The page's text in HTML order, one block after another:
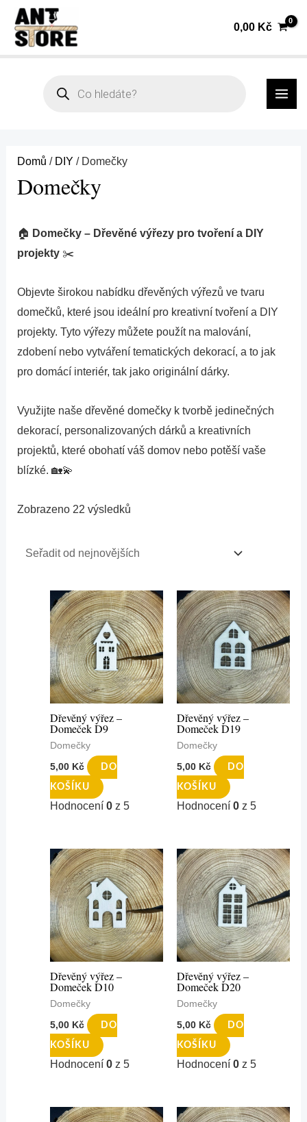
Přeskočit
obsah
0,00 Kč
Domů / DIY / Domečky
Domečky
🏠 Domečky – Dřevěné výřezy pro tvoření a DIY
projekty✂️
Objevte širokou nabídku dřevěných výřezů ve tvaru
domečků, které jsou ideální pro kreativní tvoření a DIY
projekty. Tyto výřezy můžete použít na malování,
zdobení nebo vytváření tematických dekorací, a to jak
pro domácí interiér, tak jako originální dárky.
Využijte naše dřevěné domečky k tvorbě jedinečných
dekorací, personalizovaných dárků a kreativních
projektů, které obohatí váš domov nebo potěší vaše
blízké. 🏡💫
Zobrazeno 22 výsledků
Dřevěný výřez –
Domeček D9
Domečky
5,00 Kč DO
KOŠÍKU
Hodnocení 0z 5
Dřevěný výřez –
Domeček D19
Domečky
5,00 Kč DO
KOŠÍKU
Hodnocení 0 z 5
Dřevěný výřez –
Domeček D10
Domečky
5,00 Kč DO
KOŠÍKU
Hodnocení 0z 5
Dřevěný výřez –
Domeček D20
Domečky
5,00 Kč DO
KOŠÍKU
Hodnocení 0 z 5